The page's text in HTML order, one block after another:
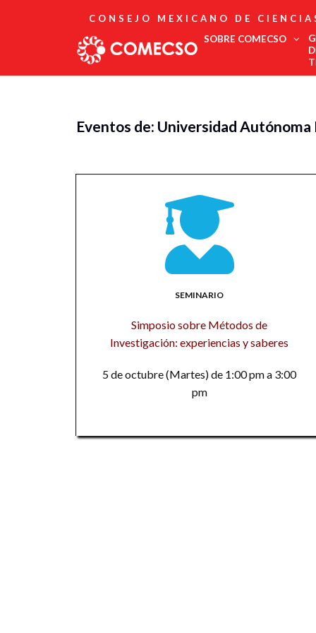
CONSEJO MEXICANO DE
SOBRE COMECSO
Directorio
Publicaciones
Boletín
Eventos de: Universidad
SEMINARIO
Simposio sobre Métodos de
Investigación: experiencias y saberes
5 de octubre (Martes) de 1:00 pm a 3:00
pm